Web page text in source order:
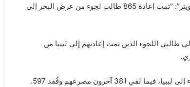
وقالت بعثة المنظمة (تابعة للأمم المتحدة) في ليبيا، في تغريدة عبر “تويتر”: “تمت إعادة 865 طالب لجوء من عرض البحر إلى
طالبي اللجوء الذين تمت إعادتهم إلى ليبيا من